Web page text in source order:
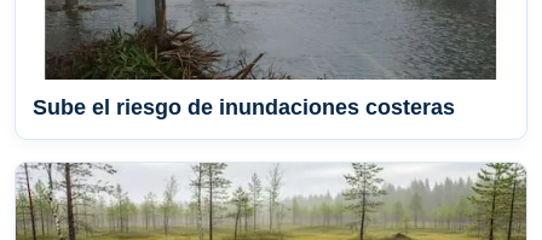
Sube el riesgo de inundaciones costeras